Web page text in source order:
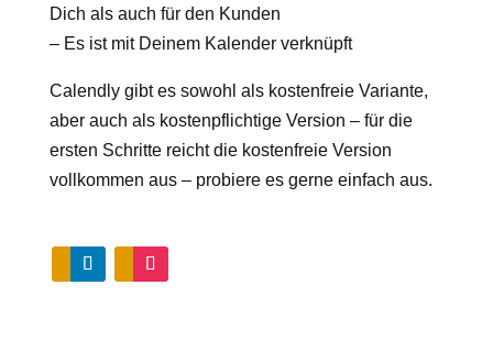
Dich als auch für den Kunden
– Es ist mit Deinem Kalender verknüpft
Calendly gibt es sowohl als kostenfreie Variante,
aber auch als kostenpflichtige Version – für die
ersten Schritte reicht die kostenfreie Version
vollkommen aus – probiere es gerne einfach aus.